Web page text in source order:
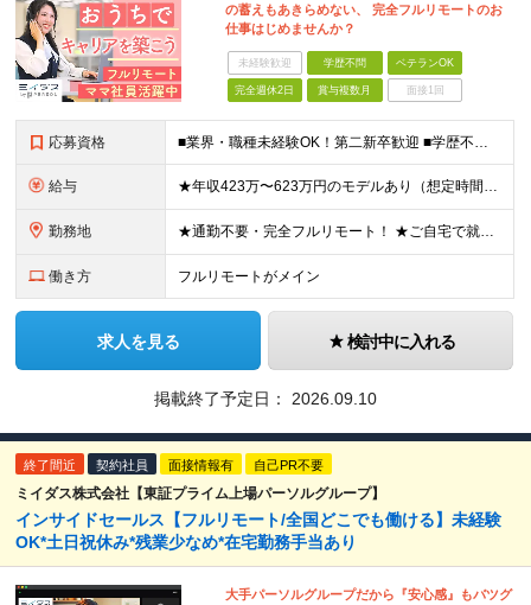
の蓄えもあきらめない、 完全フルリモートのお
仕事はじめませんか？
未経験歓迎 学歴不問 ベテランOK
完全週休2日 賞与複数月 面接1回
応募資格 ■業界・職種未経験OK！第二新卒歓迎 ■学歴不問 ■営業や販売サービス業・カスタマーサポートなど、顧客折衝経験をお持ちの方 ＜契約更新あり＞ 初回2ヵ月、2回目3ヵ月、3回目以降6ヵ月 ※目標の達
給与 ★年収423万〜623万円のモデルあり（想定時間外手当10時間分含む） ★半年に一度ドカンと支給のボーナスあり（半年に1度最大150万円） 月給25万円〜＋各種手当＋インセンティブ ＊リモートワーク
勤務地 ★通勤不要・完全フルリモート！ ★ご自宅で就業いただきます ……………………………………… 東京都品川区北品川5-1-18 住友不動産大崎ツインビル東館 ┗JR山手線・埼京線・湘南新宿ライン・りんかい
働き方 フルリモートがメイン
求人を見る 検討中に入れる
掲載終了予定日： 2026.09.10
終了間近 契約社員 面接情報有 自己PR不要
ミイダス株式会社【東証プライム上場パーソルグループ】
インサイドセールス【フルリモート/全国どこでも働ける】未経験
OK*土日祝休み*残業少なめ*在宅勤務手当あり
大手パーソルグループだから『安心感』もバツグ